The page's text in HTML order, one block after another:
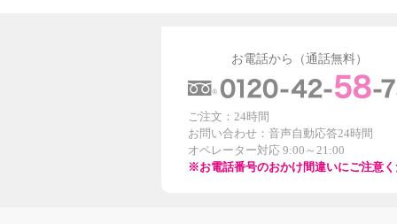
お電話から（通話無料）
ご注文：24時間
お問い合わせ：音声自動応答24時間
オペレーター対応 9:00～21:00
※お電話番号のおかけ間違いにご注意